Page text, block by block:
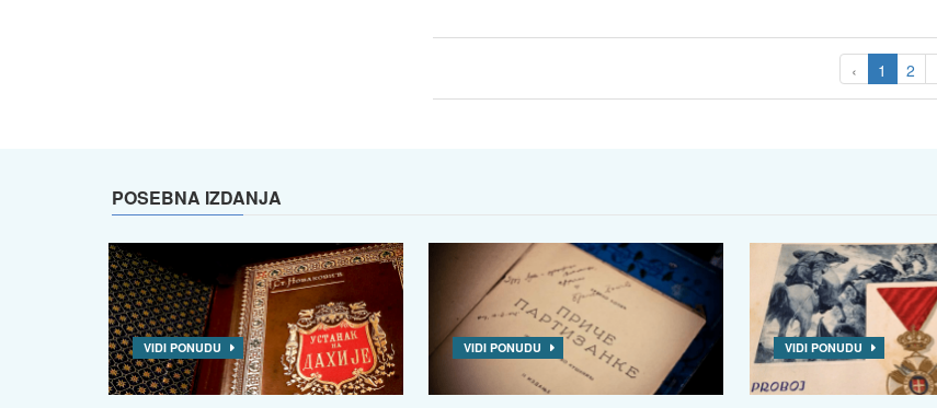
‹ 1 2
POSEBNA IZDANJA
VIDI PONUDU VIDI PONUDU VIDI PONUDU